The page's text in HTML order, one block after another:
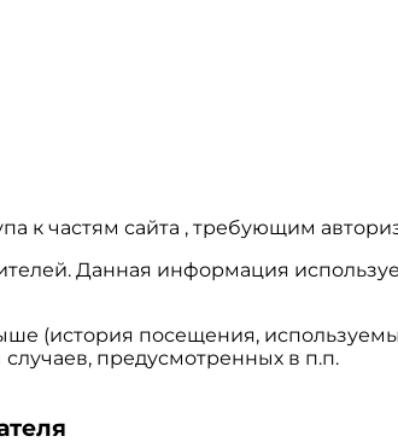
к частям сайта , требующим
Данная информация
(история посещения,
предусмотренных в п.п.